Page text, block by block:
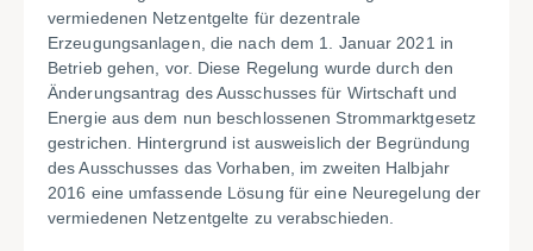
vermiedenen Netzentgelte für dezentrale
Erzeugungsanlagen, die nach dem 1. Januar 2021 in
Betrieb gehen, vor. Diese Regelung wurde durch den
Änderungsantrag des Ausschusses für Wirtschaft und
Energie aus dem nun beschlossenen Strommarktgesetz
gestrichen. Hintergrund ist ausweislich der Begründung
des Ausschusses das Vorhaben, im zweiten Halbjahr
2016 eine umfassende Lösung für eine Neuregelung der
vermiedenen Netzentgelte zu verabschieden.